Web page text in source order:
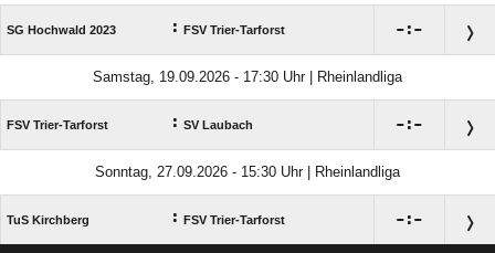
SG Hochwald 2023 : FSV Trier-Tarforst :
Samstag, 19.09.2026 - 17:30 Uhr | Rheinlandliga
FSV Trier-Tarforst : SV Laubach :
Sonntag, 27.09.2026 - 15:30 Uhr | Rheinlandliga
TuS Kirchberg : FSV Trier-Tarforst :